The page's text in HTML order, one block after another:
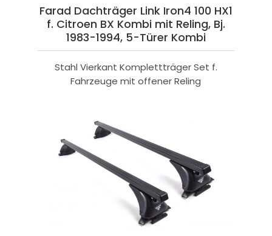
Farad Dachträger Link Iron4 100 HX1
f. Citroen BX Kombi mit Reling, Bj.
1983-1994, 5-Türer Kombi
Stahl Vierkant Komplettträger Set f.
Fahrzeuge mit offener Reling